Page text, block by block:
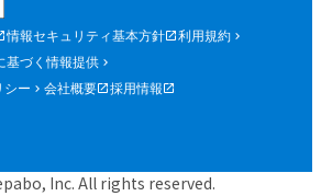
情報セキュリティ基本方針
利用規約
基づく情報提供
シー
会社概要 採用情報
Inc. All rights reserved.